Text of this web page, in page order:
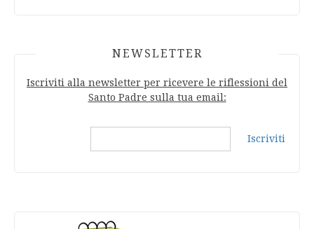
NEWSLETTER
Iscriviti alla newsletter per ricevere le riflessioni del
Santo Padre sulla tua email:
Iscriviti